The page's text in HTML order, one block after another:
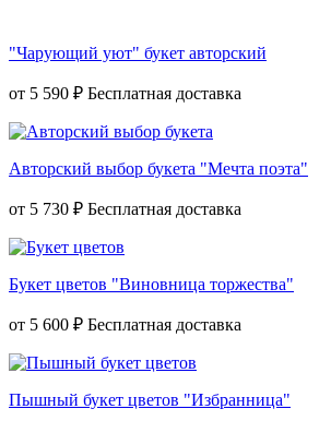
"Чарующий уют" букет авторский
от 5 590 ₽
Авторский выбор букета "Мечта поэта"
от 5 730 ₽
Букет цветов "Виновница торжества"
от 5 600 ₽
Пышный букет цветов "Избранница"